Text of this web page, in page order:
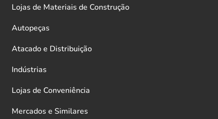
Lojas de Materiais de Construção
Autopeças
Atacado e Distribuição
Indústrias
Lojas de Conveniência
Mercados e Similares